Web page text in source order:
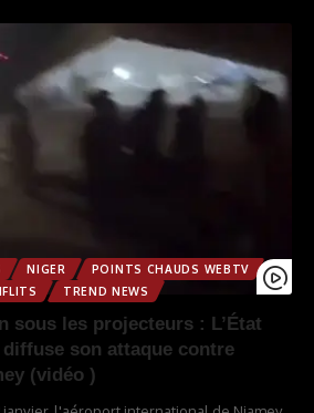
NIGER
POINTS CHAUDS WEBTV
TREND NEWS
sous les projecteurs : L’État
son attaque contre
(vidéo )